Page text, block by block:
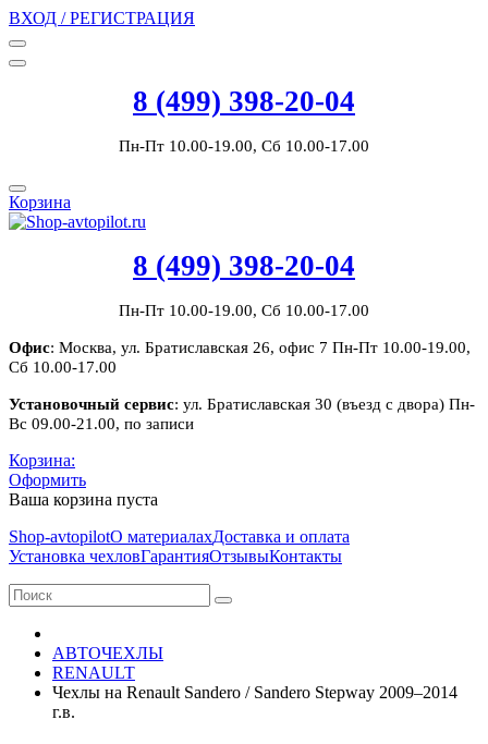
ВХОД / РЕГИСТРАЦИЯ
8 (499) 398-20-04
Пн-Пт 10.00-19.00, Сб 10.00-17.00
Корзина
8 (499) 398-20-04
Пн-Пт 10.00-19.00, Сб 10.00-17.00
Офис: Москва, ул. Братиславская 26, офис 7 Пн-Пт 10.00-19.00,
Сб 10.00-17.00
Установочный сервис: ул. Братиславская 30 (въезд с двора) Пн-
Вс 09.00-21.00, по записи
Корзина:
Оформить
Ваша корзина пуста
Shop-avtopilotО материалахДоставка и оплата
Установка чехловГарантияОтзывыКонтакты
АВТОЧЕХЛЫ
RENAULT
Чехлы на Renault Sandero / Sandero Stepway 2009–2014
г.в.